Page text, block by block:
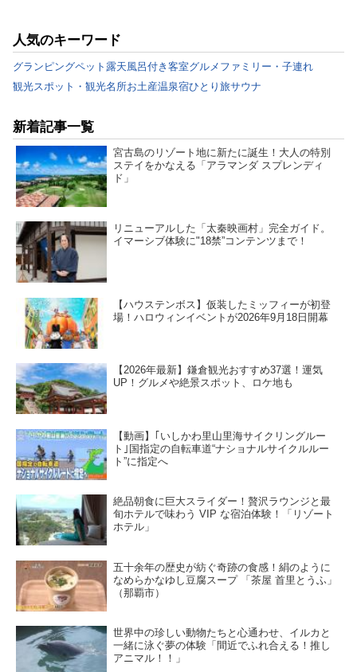
人気のキーワード
グランピングペット 露天風呂付き客室グルメ ファミリー・子連れ
観光スポット・観光名所お土産温泉宿ひとり旅サウナ
新着記事一覧
宮古島のリゾート地に新たに誕生！大人の特別
ステイをかなえる「アラマンダ スプレンディ
ド」
リニューアルした「太秦映画村」完全ガイド。
イマーシブ体験に"18禁”コンテンツまで！
【ハウステンボス】仮装したミッフィーが初登
場！ハロウィンイベントが2026年9月18日開幕
【2026年最新】鎌倉観光おすすめ37選！運気
UP！グルメや絶景スポット、ロケ地も
【動画】｢いしかわ里山里海サイクリングルー
ト｣国指定の自転車道“ナショナルサイクルルー
ト”に指定へ
絶品朝食に巨大スライダー！贅沢ラウンジと最
旬ホテルで味わう VIP な宿泊体験！「リゾート
ホテル」
五十余年の歴史が紡ぐ奇跡の食感！絹のように
なめらかなゆし豆腐スープ 「茶屋 首里とうふ」
（那覇市）
世界中の珍しい動物たちと心通わせ、イルカと
一緒に泳ぐ夢の体験「間近でふれ合える！推し
アニマル！！」